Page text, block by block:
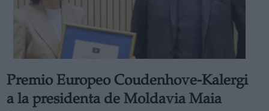
Premio Europeo Coudenhove-Kalergi
a la presidenta de Moldavia Maia